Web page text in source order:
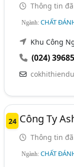
Thông tin
Ngành:CHẤT
Khu Công
(024)
24 Công Ty
Thông tin
Ngành:CHẤT